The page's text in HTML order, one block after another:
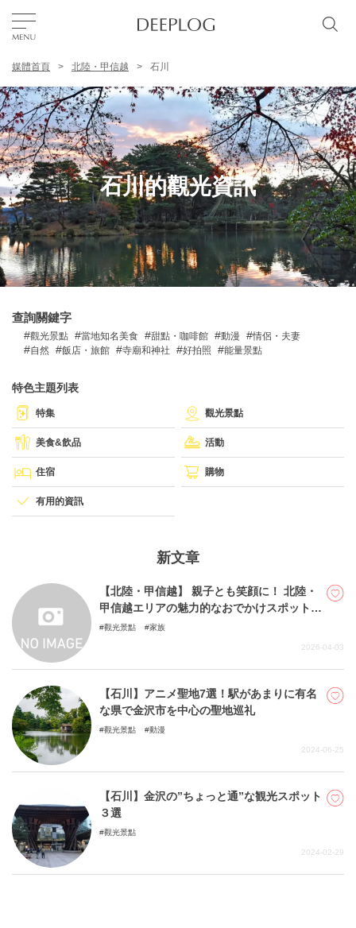
TOP
區域
特色主題
繁體中文
關於DEEPLOG
隐私政策
網站營運企業
媒體首頁 北陸・甲信越 石川
石川的觀光資訊
查詢關鍵字
觀光景點 當地知名美食 甜點・咖啡館 動漫
情侶・夫妻
自然
飯店・旅館 寺廟和神社 好拍照 能量景點
特色主題列表
特集 觀光景點
美食&飲品 活動
住宿 購物
有用的資訊
新文章
【北陸・甲信越】 親子とも笑顔に！ 北陸・
甲信越エリアの魅力的なおでかけスポット6
選觀光景點 家族
2026-04-03
【石川】アニメ聖地7選！駅があまりに有名
な県で金沢市を中心の聖地巡礼
觀光景點 動漫
2024-06-25
【石川】金沢の”ちょっと通”な観光スポット
３選
觀光景點
2024-02-29